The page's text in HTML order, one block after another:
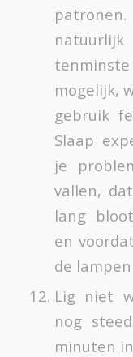
mogelijk,
gebruik
Slaap
je
vallen,
lang
en
de
Lig niet
nog
minuten